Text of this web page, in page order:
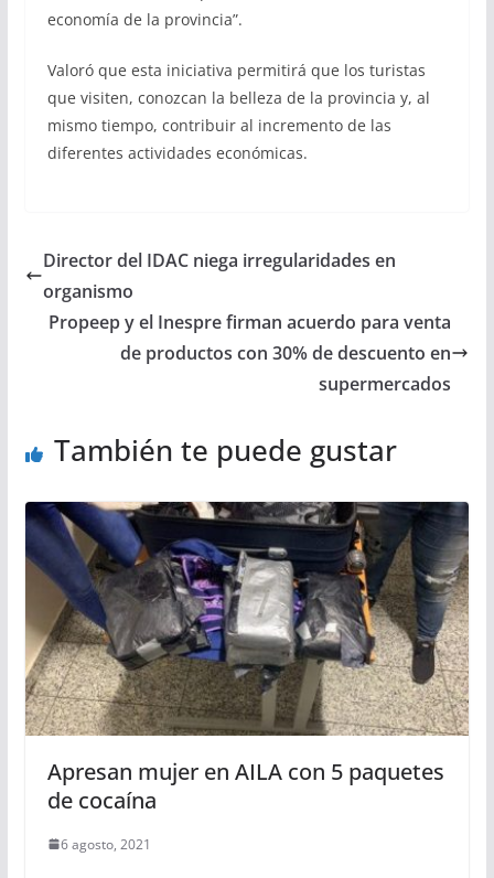
economía de la provincia”.
Valoró que esta iniciativa permitirá que los turistas
que visiten, conozcan la belleza de la provincia y, al
mismo tiempo, contribuir al incremento de las
diferentes actividades económicas.
Director del IDAC niega irregularidades en
organismo
Propeep y el Inespre firman acuerdo para venta
de productos con 30% de descuento en
supermercados
También te puede gustar
Apresan mujer en AILA con 5 paquetes
de cocaína
6 agosto, 2021